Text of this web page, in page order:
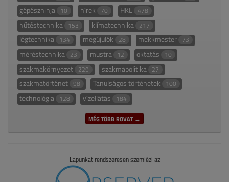
gépészninja 10 hírek 70 HKL 478
hűtéstechnika 153 klímatechnika 217
légtechnika 134 megújulók 28 mekkmester 73
méréstechnika 23 mustra 12 oktatás 10
szakmakörnyezet 229 szakmapolitika 27
szakmatörténet 98 Tanulságos történetek 100
technológia 128 vízellátás 184
MÉG TÖBB ROVAT →
Lapunkat rendszeresen szemlézi az